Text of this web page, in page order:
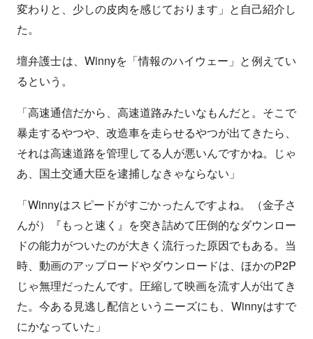
変わりと、少しの皮肉を感じております」と自己紹介し
た。
壇弁護士は、Winnyを「情報のハイウェー」と例えてい
るという。
「高速通信だから、高速道路みたいなもんだと。そこで
暴走するやつや、改造車を走らせるやつが出てきたら、
それは高速道路を管理してる人が悪いんですかね。じゃ
あ、国土交通大臣を逮捕しなきゃならない」
「Winnyはスピードがすごかったんですよね。（金子さ
んが）『もっと速く』を突き詰めて圧倒的なダウンロー
ドの能力がついたのが大きく流行った原因でもある。当
時、動画のアップロードやダウンロードは、ほかのP2P
じゃ無理だったんです。圧縮して映画を流す人が出てき
た。今ある見逃し配信というニーズにも、Winnyはすで
にかなっていた」